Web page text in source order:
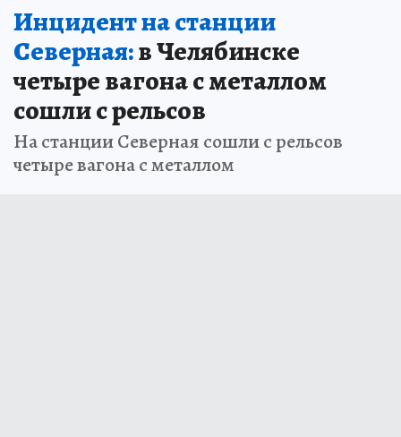
Инцидент на станции
Северная:в Челябинске
четыре вагона с металлом
сошли с рельсов
На станции Северная сошли с рельсов
четыре вагона с металлом